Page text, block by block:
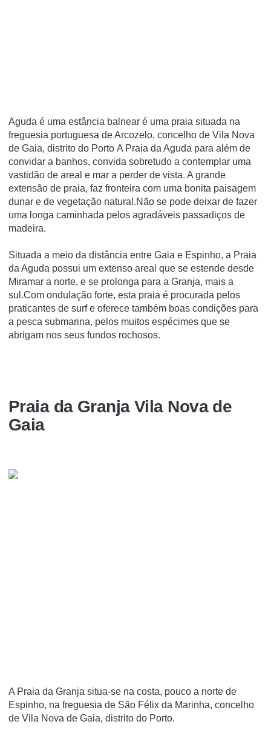
Aguda é uma estância balnear é uma praia situada na
freguesia portuguesa de Arcozelo, concelho de Vila Nova
de Gaia, distrito do Porto A Praia da Aguda para além de
convidar a banhos, convida sobretudo a contemplar uma
vastidão de areal e mar a perder de vista. A grande
extensão de praia, faz fronteira com uma bonita paisagem
dunar e de vegetação natural.Não se pode deixar de fazer
uma longa caminhada pelos agradáveis passadiços de
madeira.
Situada a meio da distância entre Gaia e Espinho, a Praia
da Aguda possui um extenso areal que se estende desde
Miramar a norte, e se prolonga para a Granja, mais a
sul.Com ondulação forte, esta praia é procurada pelos
praticantes de surf e oferece também boas condições para
a pesca submarina, pelos muitos espécimes que se
abrigam nos seus fundos rochosos.
Praia da Granja Vila Nova de
Gaia
A Praia da Granja situa-se na costa, pouco a norte de
Espinho, na freguesia de São Félix da Marinha, concelho
de Vila Nova de Gaia, distrito do Porto.